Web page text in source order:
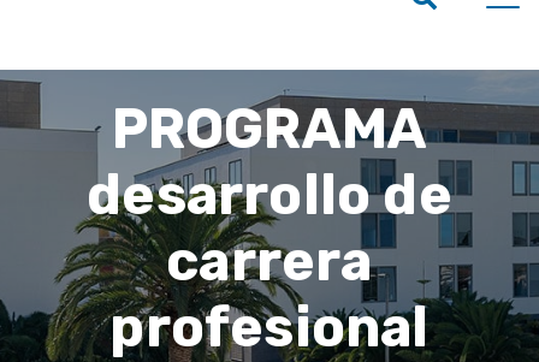
PROGRAMA
desarrollo de
carrera
profesional